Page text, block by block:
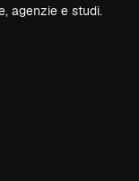
agenzie e studi.